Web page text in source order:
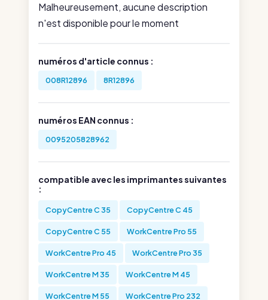
Malheureusement, aucune description
n'est disponible pour le moment
numéros d'article connus :
008R12896 8R12896
numéros EAN connus :
0095205828962
compatible avec les imprimantes suivantes
:
CopyCentre C 35 CopyCentre C 45
CopyCentre C 55 WorkCentre Pro 55
WorkCentre Pro 45 WorkCentre Pro 35
WorkCentre M 35 WorkCentre M 45
WorkCentre M 55 WorkCentre Pro 232